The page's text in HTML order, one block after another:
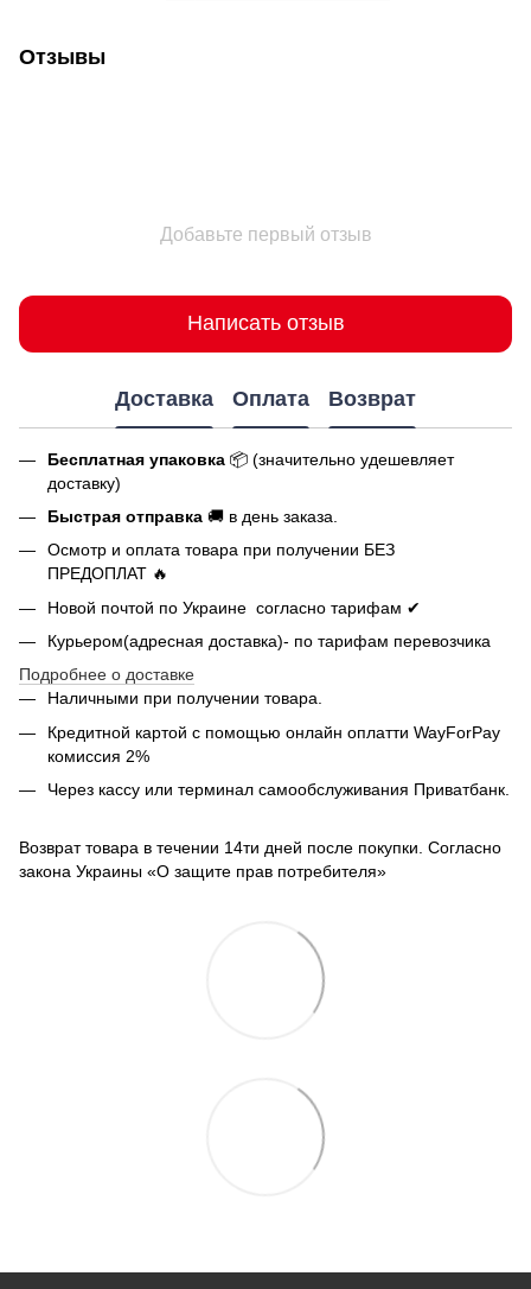
Отзывы
Добавьте первый отзыв
Написать отзыв
Доставка Оплата Возврат
Бесплатная упаковка 📦 (значительно удешевляет
доставку)
Быстрая отправка 🚚 в день заказа.
Осмотр и оплата товара при получении БЕЗ
ПРЕДОПЛАТ 🔥
Новой почтой по Украине согласно тарифам ✔
Курьером(адресная доставка)- по тарифам перевозчика
Подробнее о доставке
Наличными при получении товара.
Кредитной картой с помощью онлайн оплатти WayForPay
комиссия 2%
Через кассу или терминал самообслуживания Приватбанк.
Возврат товара в течении 14ти дней после покупки. Согласно
закона Украины «О защите прав потребителя»